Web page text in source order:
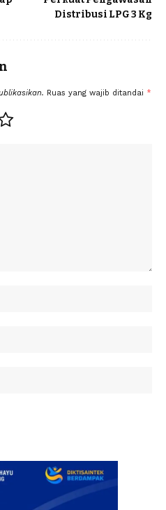
Distribusi LPG 3 Kg
Ruas yang wajib ditandai *